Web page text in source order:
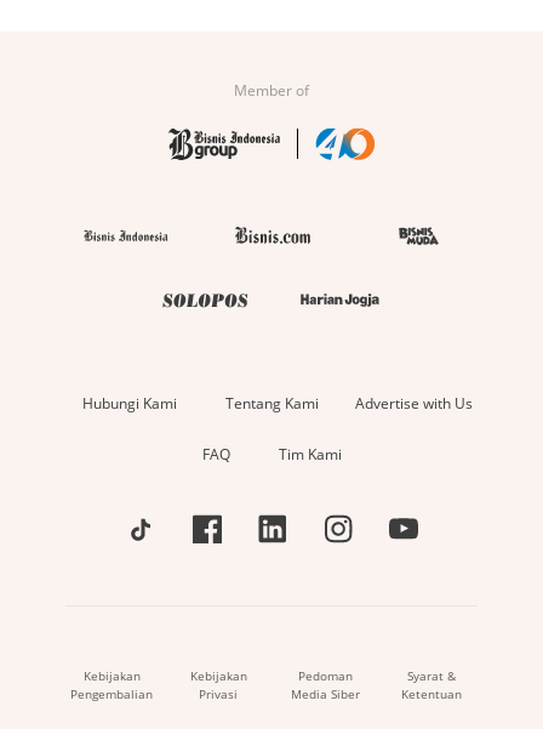
Member of
Hubungi Kami Tentang Kami Advertise with Us
FAQ Tim Kami
Kebijakan
Pengembalian
Kebijakan
Privasi
Pedoman
Media Siber
Syarat &
Ketentuan